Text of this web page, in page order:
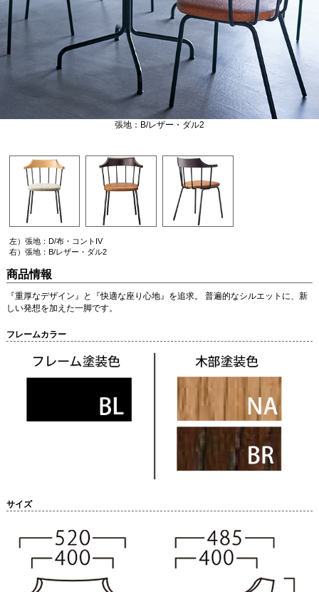
張地：B/レザー・ダル2
左）張地：D/布・コントIV
右）張地：B/レザー・ダル2
商品情報
『重厚なデザイン』と『快適な座り心地』を追求。 普遍的なシルエットに、新
しい発想を加えた一脚です。
フレームカラー
サイズ